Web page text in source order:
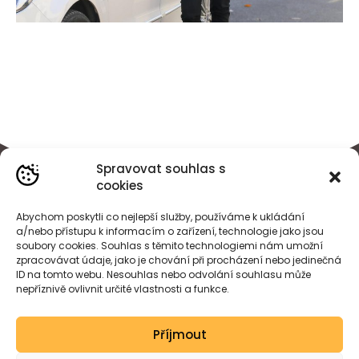
Spravovat souhlas s
cookies
Abychom poskytli co nejlepší služby, používáme k ukládání
a/nebo přístupu k informacím o zařízení, technologie jako jsou
soubory cookies. Souhlas s těmito technologiemi nám umožní
zpracovávat údaje, jako je chování při procházení nebo jedinečná
ID na tomto webu. Nesouhlas nebo odvolání souhlasu může
nepříznivě ovlivnit určité vlastnosti a funkce.
Příjmout
BÁRAHEJDOVÁ